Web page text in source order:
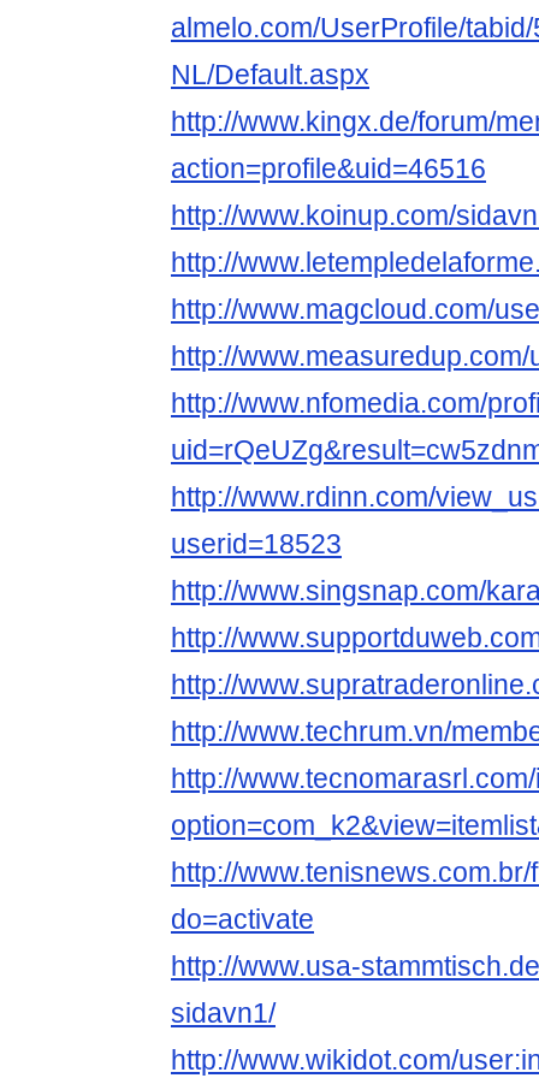
almelo.com/UserProfile/
NL/Default.aspx
http://www.kingx.de/forum/
action=profile&uid=46516
http://www.koinup.com/
http://
http://www.magcloud.com/
http://
http://www.nfomedia.com/
http://www.rdinn.com/
userid=18523
http://www.singsnap.com/
http://
http://
http://www.techrum.vn/
http://
http://
do=activate
http://www.usa-
sidavn1/
http://www.wikidot.com/